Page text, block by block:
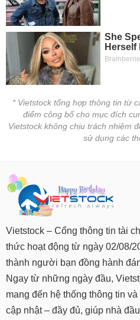
* Vietstock tổng hợp thông tin từ
điểm công bố cho mục đích
Vietstock không chịu trách nhiệm
sử dụng các
Vietstock – Cổng thông tin tài
thức hoạt động từ ngày 02/08/
thành người bạn đồng hành
Ngay từ những ngày đầu,
mang đến hệ thống thông tin
cập nhật – đầy đủ, giúp nhà